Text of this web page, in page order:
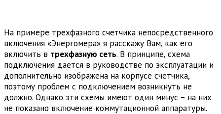
На примере трехфазного счетчика непосредственного
включения «Энергомера» я расскажу Вам, как его
включить в трехфазную сеть. В принципе, схема
подключения дается в руководстве по эксплуатации и
дополнительно изображена на корпусе счетчика,
поэтому проблем с подключением возникнуть не
должно. Однако эти схемы имеют один минус – на них
не показано включение коммутационной аппаратуры.